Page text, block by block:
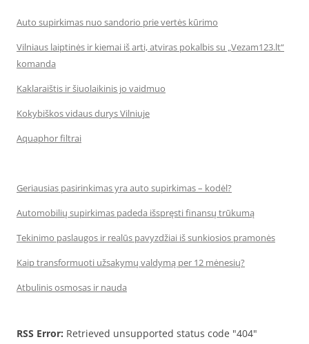
Auto supirkimas nuo sandorio prie vertės kūrimo
Vilniaus laiptinės ir kiemai iš arti, atviras pokalbis su „Vezam123.lt“
komanda
Kaklaraištis ir šiuolaikinis jo vaidmuo
Kokybiškos vidaus durys Vilniuje
Aquaphor filtrai
Geriausias pasirinkimas yra auto supirkimas – kodėl?
Automobilių supirkimas padeda išspręsti finansų trūkumą
Tekinimo paslaugos ir realūs pavyzdžiai iš sunkiosios pramonės
Kaip transformuoti užsakymų valdymą per 12 mėnesių?
Atbulinis osmosas ir nauda
RSS Error: Retrieved unsupported status code "404"